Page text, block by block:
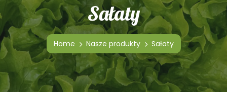
Sałaty
Home Nasze produkty Sałaty